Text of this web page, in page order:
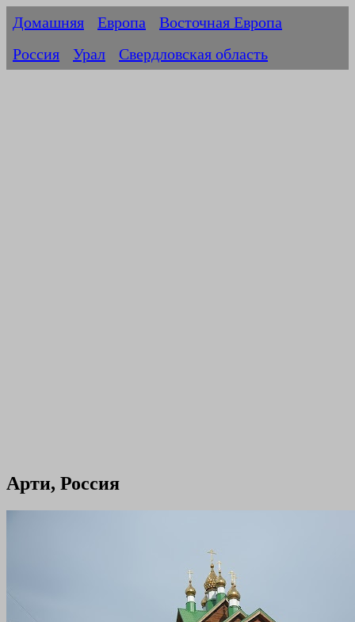
Домашняя Европа
Восточная Европа
Россия
Урал Свердловская область
Арти, Россия